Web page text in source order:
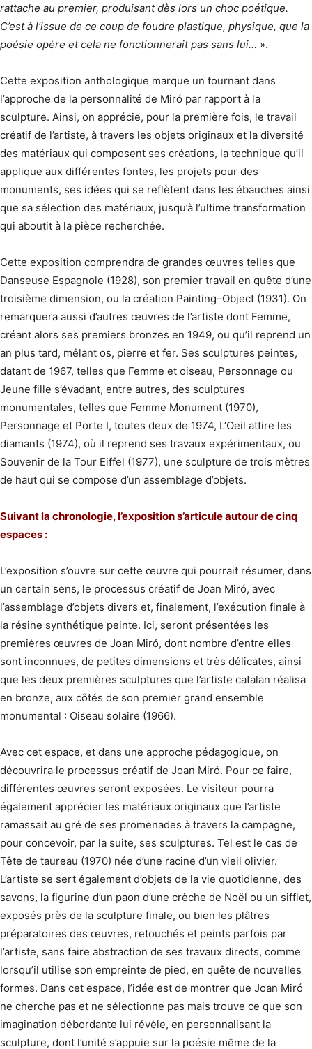
rattache au premier, produisant dès lors un choc poétique.
C’est à l’issue de ce coup de foudre plastique, physique, que la
poésie opère et cela ne fonctionnerait pas sans lui… ».
Cette exposition anthologique marque un tournant dans
l’approche de la personnalité de Miró par rapport à la
sculpture. Ainsi, on apprécie, pour la première fois, le travail
créatif de l’artiste, à travers les objets originaux et la diversité
des matériaux qui composent ses créations, la technique qu’il
applique aux différentes fontes, les projets pour des
monuments, ses idées qui se reflètent dans les ébauches ainsi
que sa sélection des matériaux, jusqu’à l’ultime transformation
qui aboutit à la pièce recherchée.
Cette exposition comprendra de grandes œuvres telles que
Danseuse Espagnole (1928), son premier travail en quête d’une
troisième dimension, ou la création Painting–Object (1931). On
remarquera aussi d’autres œuvres de l’artiste dont Femme,
créant alors ses premiers bronzes en 1949, ou qu’il reprend un
an plus tard, mêlant os, pierre et fer. Ses sculptures peintes,
datant de 1967, telles que Femme et oiseau, Personnage ou
Jeune fille s’évadant, entre autres, des sculptures
monumentales, telles que Femme Monument (1970),
Personnage et Porte I, toutes deux de 1974, L’Oeil attire les
diamants (1974), où il reprend ses travaux expérimentaux, ou
Souvenir de la Tour Eiffel (1977), une sculpture de trois mètres
de haut qui se compose d’un assemblage d’objets.
Suivant la chronologie, l’exposition s’articule autour de cinq
espaces :
L’exposition s’ouvre sur cette œuvre qui pourrait résumer, dans
un certain sens, le processus créatif de Joan Miró, avec
l’assemblage d’objets divers et, finalement, l’exécution finale à
la résine synthétique peinte. Ici, seront présentées les
premières œuvres de Joan Miró, dont nombre d’entre elles
sont inconnues, de petites dimensions et très délicates, ainsi
que les deux premières sculptures que l’artiste catalan réalisa
en bronze, aux côtés de son premier grand ensemble
monumental : Oiseau solaire (1966).
Avec cet espace, et dans une approche pédagogique, on
découvrira le processus créatif de Joan Miró. Pour ce faire,
différentes œuvres seront exposées. Le visiteur pourra
également apprécier les matériaux originaux que l’artiste
ramassait au gré de ses promenades à travers la campagne,
pour concevoir, par la suite, ses sculptures. Tel est le cas de
Tête de taureau (1970) née d’une racine d’un vieil olivier.
L’artiste se sert également d’objets de la vie quotidienne, des
savons, la figurine d’un paon d’une crèche de Noël ou un sifflet,
exposés près de la sculpture finale, ou bien les plâtres
préparatoires des œuvres, retouchés et peints parfois par
l’artiste, sans faire abstraction de ses travaux directs, comme
lorsqu’il utilise son empreinte de pied, en quête de nouvelles
formes. Dans cet espace, l’idée est de montrer que Joan Miró
ne cherche pas et ne sélectionne pas mais trouve ce que son
imagination débordante lui révèle, en personnalisant la
sculpture, dont l’unité s’appuie sur la poésie même de la